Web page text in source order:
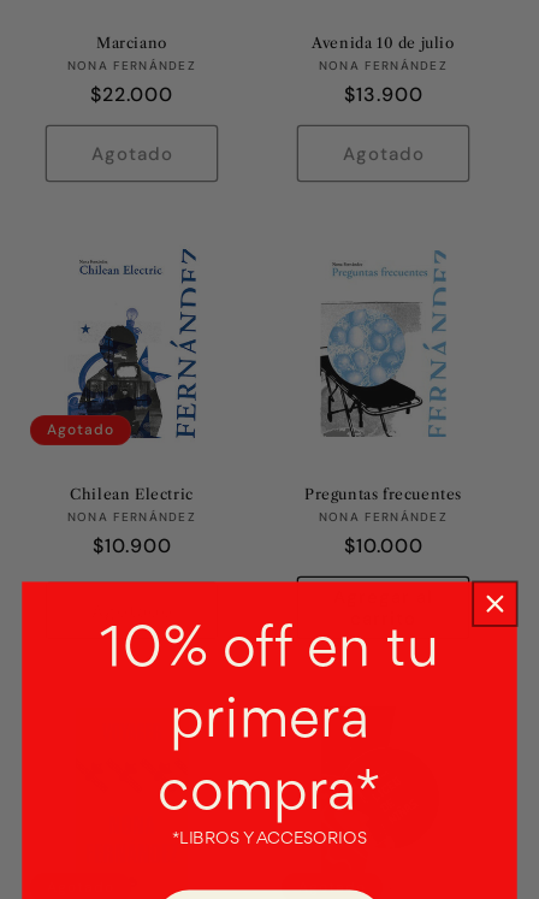
Marciano
Proveedor:
NONA FERNÁNDEZ
Precio
habitual
$22.000
Agotado
Avenida 10 de julio
Proveedor:
NONA FERNÁNDEZ
Precio
habitual
$13.900
Agotado
Agotado
Chilean Electric
Proveedor:
NONA FERNÁNDEZ
Precio
habitual
$10.900
Preguntas frecuentes
Proveedor:
NONA FERNÁNDEZ
Precio
habitual
$10.000
Agotado
10% off en tu
primera
compra*
*LIBROS Y ACCESORIOS